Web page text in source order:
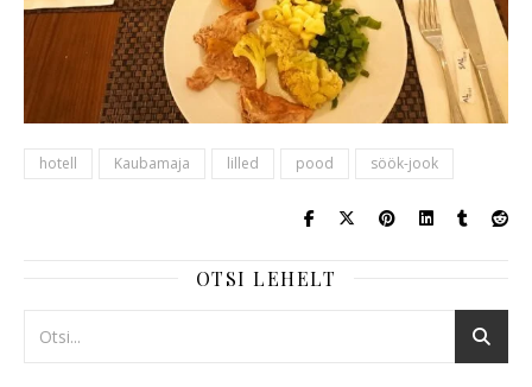
hotell Kaubamaja lilled pood söök-jook
OTSI LEHELT